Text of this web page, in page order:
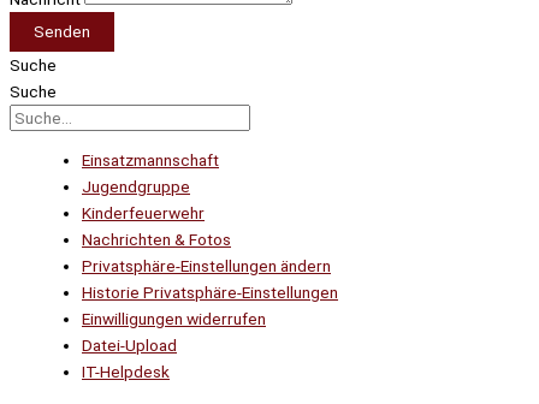
Senden
Suche
Suche
Einsatzmannschaft
Jugendgruppe
Kinderfeuerwehr
Nachrichten & Fotos
Privatsphäre-Einstellungen ändern
Historie Privatsphäre-Einstellungen
Einwilligungen widerrufen
Datei-Upload
IT-Helpdesk